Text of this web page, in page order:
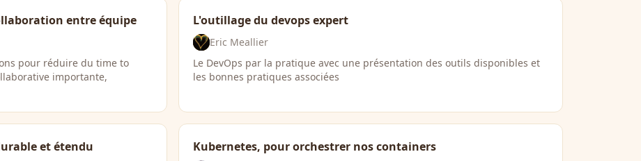
entre équipe
pour réduire du time to
importante,
L'outillage du devops expert
Eric Meallier
Le DevOps par la pratique avec une présentation des outils disponibles et
les bonnes pratiques associées
et étendu Kubernetes, pour orchestrer nos containers